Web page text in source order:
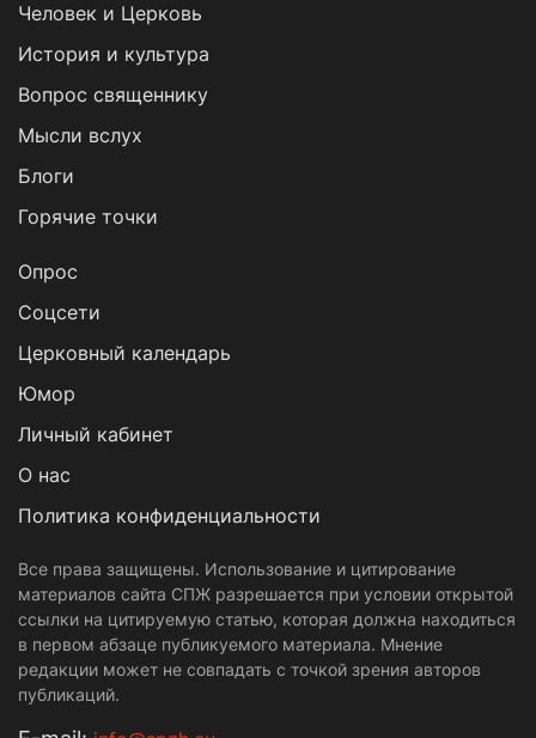
Человек и Церковь
История и культура
Вопрос священнику
Мысли вслух
Блоги
Горячие точки
Опрос
Cоцсети
Церковный календарь
Юмор
Личный кабинет
О нас
Политика конфиденциальности
Все права защищены. Использование и цитирование
материалов сайта СПЖ разрешается при условии открытой
ссылки на цитируемую статью, которая должна находиться
в первом абзаце публикуемого материала. Мнение
редакции может не совпадать с точкой зрения авторов
публикаций.